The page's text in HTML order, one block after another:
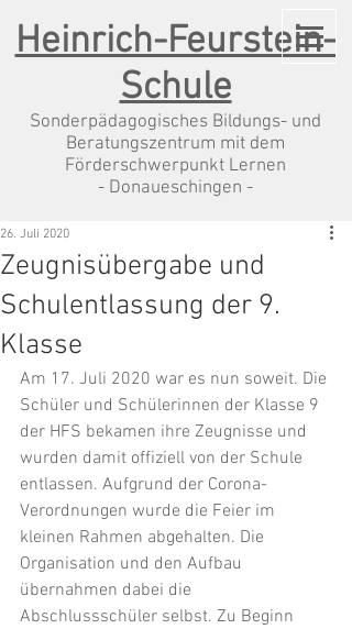
Heinrich-Feurstein-
Schule
Sonderpädagogisches Bildungs- und
Beratungszentrum mit dem
Förderschwerpunkt Lernen
- Donaueschingen -
Zeugnisübergabe und
Schulentlassung der 9.
Klasse
26. Juli 2020
Am 17. Juli 2020 war es nun soweit. Die
Schüler und Schülerinnen der Klasse 9
der HFS bekamen ihre Zeugnisse und
wurden damit offiziell von der Schule
entlassen. Aufgrund der Corona-
Verordnungen wurde die Feier im
kleinen Rahmen abgehalten. Die
Organisation und den Aufbau
übernahmen dabei die
Abschlussschüler selbst. Zu Beginn